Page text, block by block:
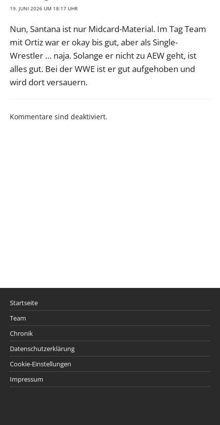
19. JUNI 2026 UM 18:17 UHR
Nun, Santana ist nur Midcard-Material. Im Tag Team
mit Ortiz war er okay bis gut, aber als Single-
Wrestler … naja. Solange er nicht zu AEW geht, ist
alles gut. Bei der WWE ist er gut aufgehoben und
wird dort versauern.
Kommentare sind deaktiviert.
Startseite
Team
Chronik
Datenschutzerklärung
Cookie-Einstellungen
Impressum